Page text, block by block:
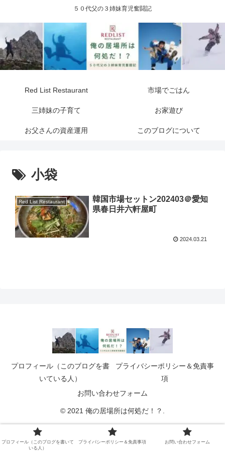
５０代父の３姉妹育児奮闘記
Red List Restaurant 市場でごはん
三姉妹の子育て お家遊び
お父さんの資産運用 このブログについて
小袋
Red List Restaurant
韓国市場セットン202403＠愛知
県春日井六軒屋町
2024.03.21
プロフィール（このブログを書
いている人）
プライバシーポリシー＆免責事
項
お問い合わせフォーム
© 2021 俺の居場所は何処だ！？.
プロフィール（このブログを書いて
いる人）
プライバシーポリシー＆免責事項 お問い合わせフォーム